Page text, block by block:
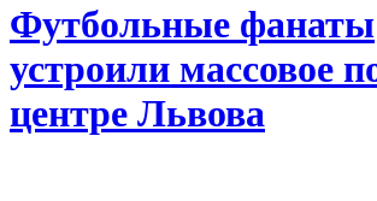
Футбольные фанаты
устроили массовое
центре Львова